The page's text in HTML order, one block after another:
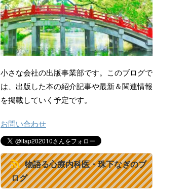
小さな会社の出版事業部です。このブログで
は、出版した本の紹介記事や最新＆関連情報
を掲載していく予定です。
お問い合わせ
物語る心療内科医・珠下なぎのブ
ログ